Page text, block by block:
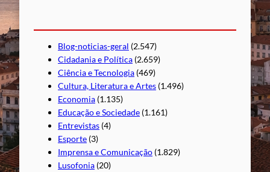
Blog-noticias-geral (2.547)
Cidadania e Política (2.659)
Ciência e Tecnologia (469)
Cultura, Literatura e Artes (1.496)
Economia (1.135)
Educação e Sociedade (1.161)
Entrevistas (4)
Esporte (3)
Imprensa e Comunicação (1.829)
Lusofonia (20)